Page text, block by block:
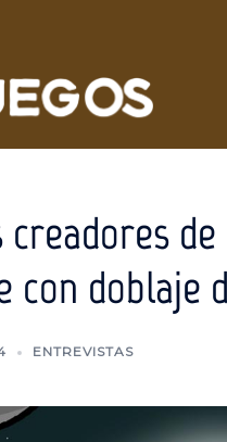
de
con doblaje
ENTREVISTAS